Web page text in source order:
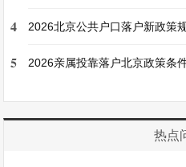
4 2026北京公共户口落户新政策
5 2026亲属投靠落户北京政策条
热点